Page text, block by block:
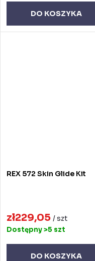
DO KOSZYKA
REX 572 Skin Glide Kit
zł229,05 / szt
Dostępny>5 szt
DO KOSZYKA